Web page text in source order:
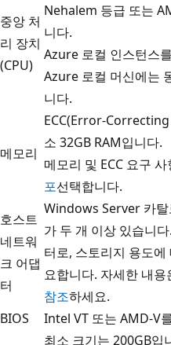
중앙 처
리 장치
(CPU)
Nehalem 등급 또는
니다.
Azure 로컬 인스턴스
Azure 로컬 머신에는
니다.
메모리
ECC(Error-
소 32GB RAM입니다.
메모리 및 ECC 요구
포선택합니다.
호스트
네트워
크 어댑
터
Windows Server 카탈
가 두 개 이상 있습니
터로, 스토리지 용도
요합니다. 자세한 내
참조하세요.
BIOS
Intel VT 또는 AMD-V
최소 크기는 200GB입